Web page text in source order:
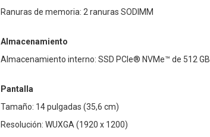
Ranuras de memoria: 2 ranuras SODIMM
Almacenamiento
Almacenamiento interno: SSD PCIe® NVMe™ de 512 GB
Pantalla
Tamaño: 14 pulgadas (35,6 cm)
Resolución: WUXGA (1920 x 1200)